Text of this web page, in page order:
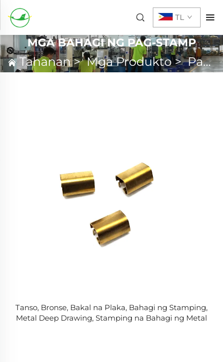
TL
MGA BAHAGI NG PAG-STAMP
Tahanan>Mga Produkto>Pagpapaslang sa Metal
Tanso, Bronse, Bakal na Plaka, Bahagi ng Stamping,
Metal Deep Drawing, Stamping na Bahagi ng Metal